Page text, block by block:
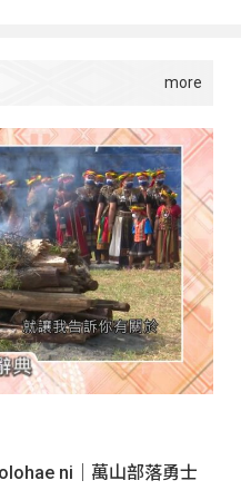
ni｜萬山部落勇士